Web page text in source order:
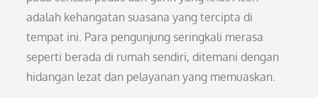
adalah kehangatan suasana yang tercipta di
tempat ini. Para pengunjung seringkali merasa
seperti berada di rumah sendiri, ditemani dengan
hidangan lezat dan pelayanan yang memuaskan.